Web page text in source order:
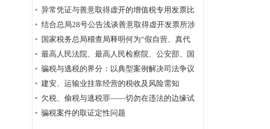
为性质建议的答复
异常凭证与善意取得虚开的增值税专用发票比
较分析
结合总局28号公告浅谈善意取得虚开发票所涉
及的企业所得税如何处理？
国家税务总局稽查局释明何为“假自营、真代
理”
最高人民法院、最高人民检察院、公安部、国
家安全部、司法部印发《关于适用认罪认罚从
宽制度的指导意见》的通知
骗税与逃税的界分：以典型案例解决司法争议
建安、运输业挂靠经营的税收及风险需知
欠税、偷税与逃税罪——切勿在违法的边缘试
探
骗税案件的取证定性问题